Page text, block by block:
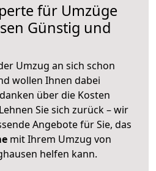
für Umzüge
Günstig und
Umzug an sich schon
wollen Ihnen dabei
über die Kosten
Sie sich zurück – wir
Angebote für Sie, das
mit Ihrem Umzug von
helfen kann.